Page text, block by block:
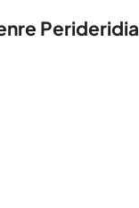
Perideridia